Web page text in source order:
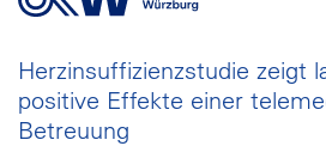
Herzinsuffizienzstudie zeigt
positive Effekte einer
Betreuung